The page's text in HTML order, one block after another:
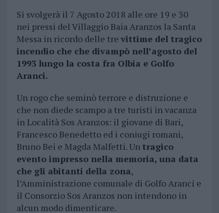
Si svolgerà il 7 Agosto 2018 alle ore 19 e 30
nei pressi del Villaggio Baia Aranzos la Santa
Messa in ricordo delle tre vittime del tragico
incendio che che divampò nell’agosto del
1993 lungo la costa fra Olbia e Golfo
Aranci.
Un rogo che seminò terrore e distruzione e
che non diede scampo a tre turisti in vacanza
in Località Sos Aranzos: il giovane di Bari,
Francesco Benedetto ed i coniugi romani,
Bruno Bei e Magda Malfetti. Un tragico
evento impresso nella memoria, una data
che gli abitanti della zona,
l’Amministrazione comunale di Golfo Aranci e
il Consorzio Sos Aranzos non intendono in
alcun modo dimenticare.